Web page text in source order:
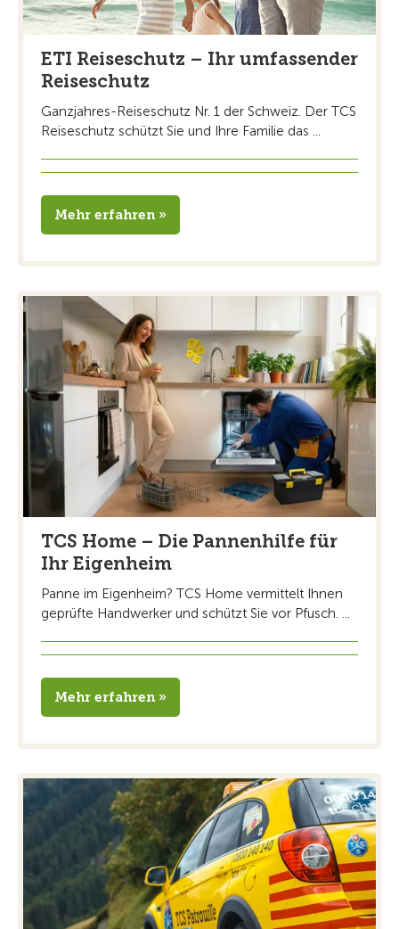
ETI Reiseschutz – Ihr umfassender
Reiseschutz
Ganzjahres-Reiseschutz Nr. 1 der Schweiz. Der TCS
Reiseschutz schützt Sie und Ihre Familie das ...
Mehr erfahren »
TCS Home – Die Pannenhilfe für
Ihr Eigenheim
Panne im Eigenheim? TCS Home vermittelt Ihnen
geprüfte Handwerker und schützt Sie vor Pfusch. ...
Mehr erfahren »